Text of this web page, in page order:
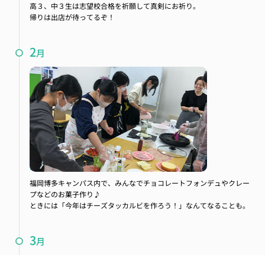
高３、中３生は志望校合格を祈願して真剣にお祈り。
帰りは出店が待ってるぞ！
2月
バレンタインパーティー
福岡博多キャンパス内で、みんなでチョコレートフォンデュやクレー
プなどのお菓子作り♪
ときには「今年はチーズタッカルビを作ろう！」なんてなることも。
3月